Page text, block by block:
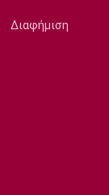
Διαφήμιση